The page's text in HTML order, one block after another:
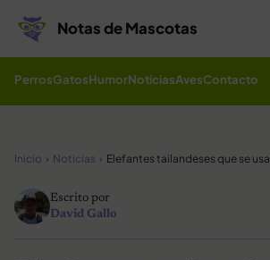
Notas de Mascotas
PerrosGatosHumorNoticiasAvesContacto
Inicio Noticias
Escrito por
David Gallo